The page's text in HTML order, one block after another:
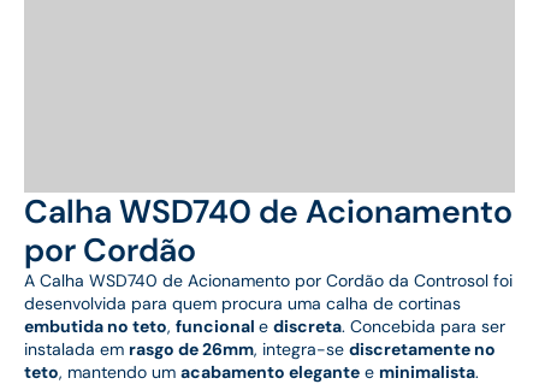
Calha WSD740 de Acionamento
por Cordão
A Calha WSD740 de Acionamento por Cordão da Controsol foi
desenvolvida para quem procura uma calha de cortinas
embutida no teto, funcional e discreta. Concebida para ser
instalada em rasgo de 26mm, integra-se discretamente no
teto, mantendo um acabamento elegante e minimalista.